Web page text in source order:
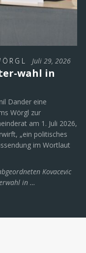
Juli 29, 2026
wahl in
Dander eine
Wörgl zur
am 1. Juli 2026,
„ein politisches
im Wortlaut
Kovacevic
in …